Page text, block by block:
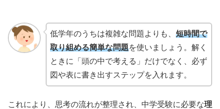
低学年のうちは複雑な問題よりも、 短時間で
取り組める簡単な問題を使いましょう。解く
ときに「頭の中で考える」だけでなく、必ず
図や表に書き出すステップを入れます。
これにより、思考の流れが整理され、中学受験に必要な理